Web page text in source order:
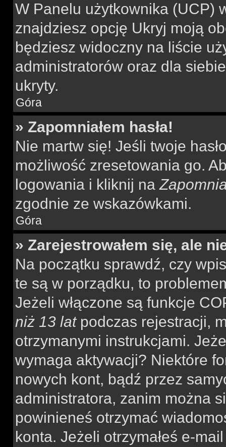
W Panelu użytkownika (UCP)
znajdziesz opcję Ukryj moją
będziesz widoczny na liście
administratorów oraz dla
ukryty.
Góra
» Zapomniałem hasła!
Nie martw się! Jeśli twoje
możliwość zresetowania go.
logowania i kliknij na
zgodnie ze wskazówkami.
Góra
» Zarejestrowałem się, ale
Na początku sprawdź, czy
te są w porządku, to
Jeżeli włączone są funkcje
niż 13 latpodczas rejestracji,
otrzymanymi instrukcjami.
wymaga aktywacji? Niektóre
nowych kont, bądź przez
administratora, zanim można
powinieneś otrzymać
konta. Jeżeli otrzymałeś e-